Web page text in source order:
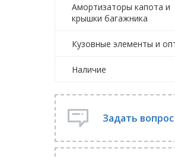
Амортизаторы капота и
крышки багажника
Кузовные элементы и
Наличие
Задать вопрос